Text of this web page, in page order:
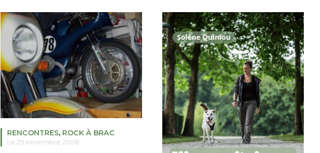
sacs à dos et tennis prennent l’air
dehors pour chasser l’humidité
hivernale, bref, la saison propice aux
voyages […]
RENCONTRES, ROCK À BRAC
Le 29 novembre 2008